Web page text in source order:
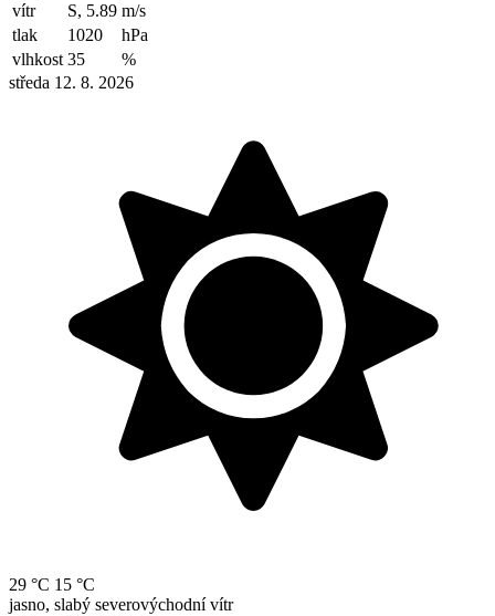
vítr
S, 5.89 m/s
tlak
1020
hPa
vlhkost 35
%
středa 12. 8. 2026
29 °C 15 °C
jasno, slabý severovýchodní vítr